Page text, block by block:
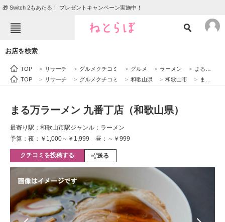
🎁 Switch 2もあたる！ プレゼントキャンペーン実施中！
エンタメ クイズ
住まい 教育・育児
動物 リサーチ
会員記事
メディア
注目記事を集めた総合ページ
お店を検索
TOP > リサーチ > グルメクチコミ > グルメ > ラーメン > まる万ラーメン 九番丁店（和歌山県）
TOP
> リサーチ > グルメクチコミ > 和歌山県 > 和歌山市 > まる万ラーメン 九番丁店（和歌山県）
まる万ラーメン 九番丁店（和歌山県）
最寄り駅：和歌山市駅ジャンル：ラーメン
予算：夜：￥1,000～￥1,999 昼：～￥999
クチコミを投稿する 送る